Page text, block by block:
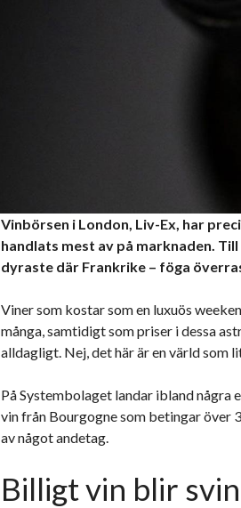
Vinbörsen i London, Liv-Ex, har
handlats mest av på marknaden.
dyraste där Frankrike – föga
Viner som kostar som en luxuös
många, samtidigt som priser i dessa
alldagligt. Nej, det här är en värld som
På Systembolaget landar ibland
vin från Bourgogne som betingar över
av något andetag.
Billigt vin blir